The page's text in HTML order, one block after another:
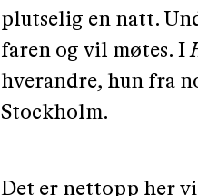
plutselig en natt.
faren og vil møtes. I
hverandre, hun fra
Stockholm.
Det er nettopp her vi